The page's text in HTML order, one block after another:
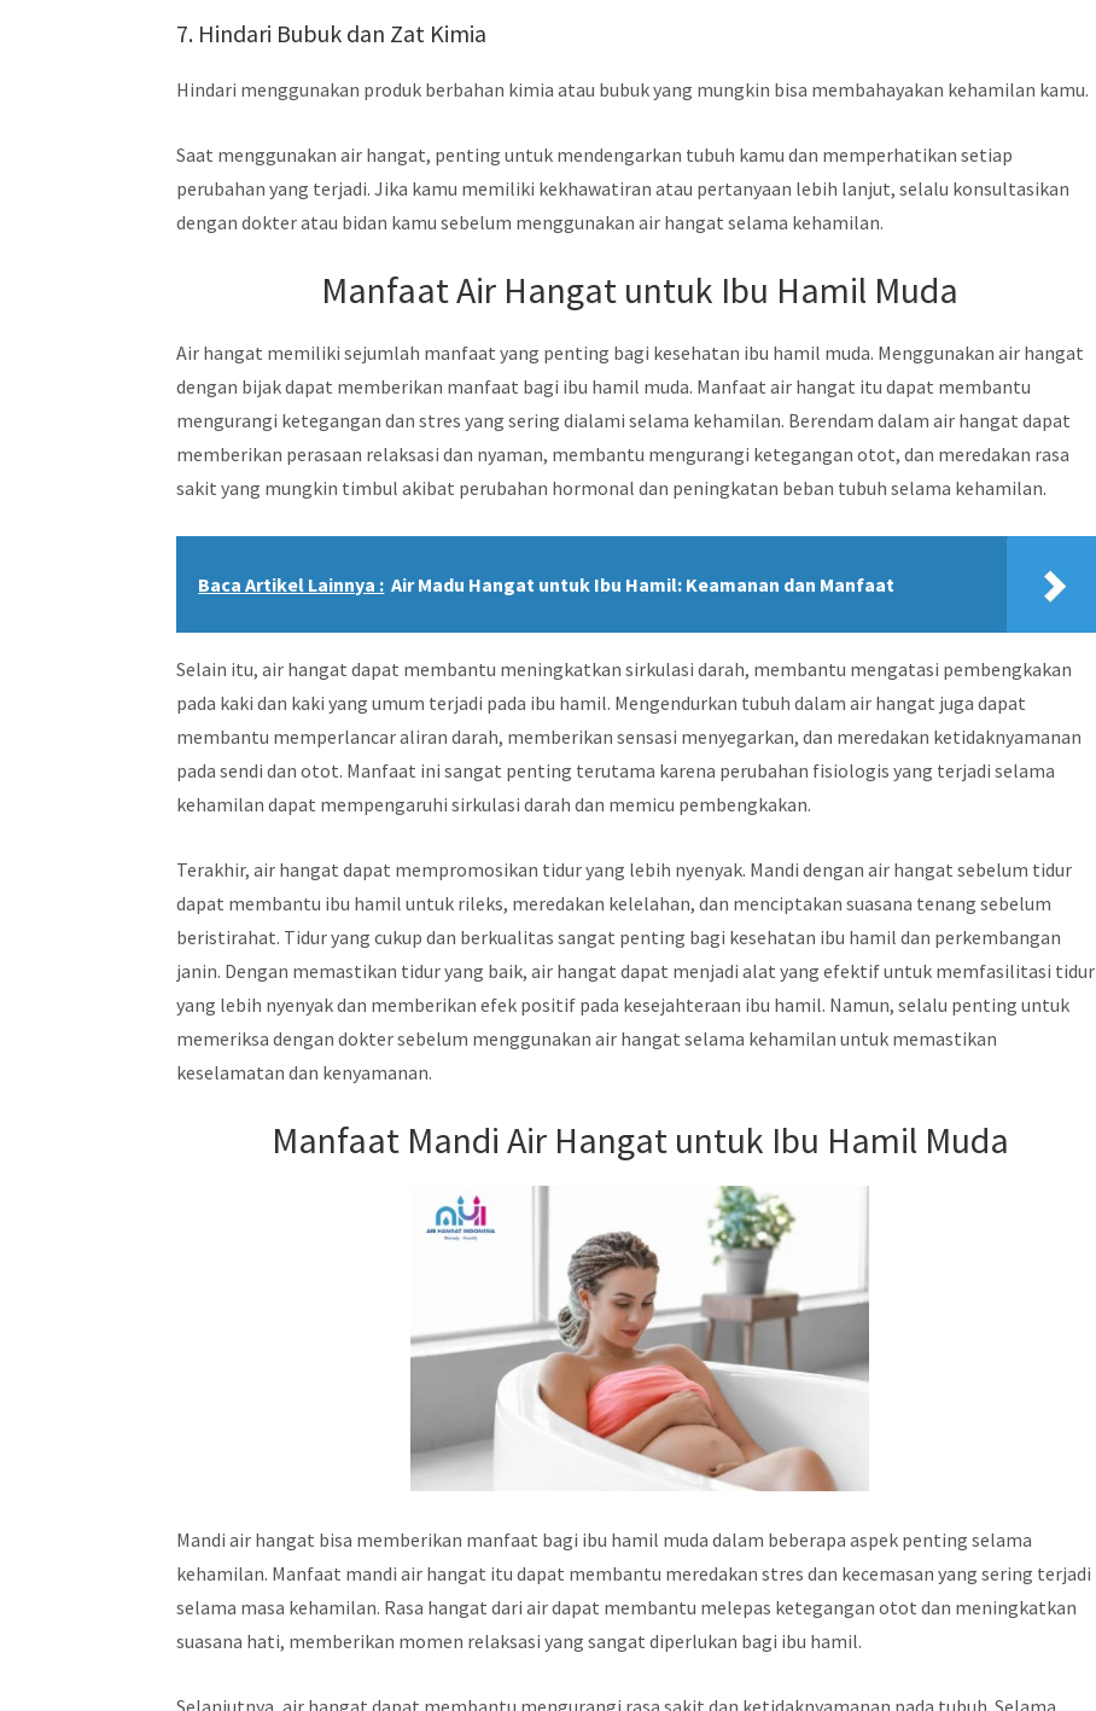
7. Hindari Bubuk dan Zat Kimia
Hindari menggunakan produk berbahan kimia atau bubuk yang mungkin bisa membahayakan kehamilan kamu.
Saat menggunakan air hangat, penting untuk mendengarkan tubuh kamu dan memperhatikan setiap
perubahan yang terjadi. Jika kamu memiliki kekhawatiran atau pertanyaan lebih lanjut, selalu konsultasikan
dengan dokter atau bidan kamu sebelum menggunakan air hangat selama kehamilan.
Manfaat Air Hangat untuk Ibu Hamil Muda
Air hangat memiliki sejumlah manfaat yang penting bagi kesehatan ibu hamil muda. Menggunakan air hangat
dengan bijak dapat memberikan manfaat bagi ibu hamil muda. Manfaat air hangat itu dapat membantu
mengurangi ketegangan dan stres yang sering dialami selama kehamilan. Berendam dalam air hangat dapat
memberikan perasaan relaksasi dan nyaman, membantu mengurangi ketegangan otot, dan meredakan rasa
sakit yang mungkin timbul akibat perubahan hormonal dan peningkatan beban tubuh selama kehamilan.
Baca Artikel Lainnya : Air Madu Hangat untuk Ibu Hamil: Keamanan dan Manfaat
Selain itu, air hangat dapat membantu meningkatkan sirkulasi darah, membantu mengatasi pembengkakan
pada kaki dan kaki yang umum terjadi pada ibu hamil. Mengendurkan tubuh dalam air hangat juga dapat
membantu memperlancar aliran darah, memberikan sensasi menyegarkan, dan meredakan ketidaknyamanan
pada sendi dan otot. Manfaat ini sangat penting terutama karena perubahan fisiologis yang terjadi selama
kehamilan dapat mempengaruhi sirkulasi darah dan memicu pembengkakan.
Terakhir, air hangat dapat mempromosikan tidur yang lebih nyenyak. Mandi dengan air hangat sebelum tidur
dapat membantu ibu hamil untuk rileks, meredakan kelelahan, dan menciptakan suasana tenang sebelum
beristirahat. Tidur yang cukup dan berkualitas sangat penting bagi kesehatan ibu hamil dan perkembangan
janin. Dengan memastikan tidur yang baik, air hangat dapat menjadi alat yang efektif untuk memfasilitasi tidur
yang lebih nyenyak dan memberikan efek positif pada kesejahteraan ibu hamil. Namun, selalu penting untuk
memeriksa dengan dokter sebelum menggunakan air hangat selama kehamilan untuk memastikan
keselamatan dan kenyamanan.
Manfaat Mandi Air Hangat untuk Ibu Hamil Muda
Mandi air hangat bisa memberikan manfaat bagi ibu hamil muda dalam beberapa aspek penting selama
kehamilan. Manfaat mandi air hangat itu dapat membantu meredakan stres dan kecemasan yang sering terjadi
selama masa kehamilan. Rasa hangat dari air dapat membantu melepas ketegangan otot dan meningkatkan
suasana hati, memberikan momen relaksasi yang sangat diperlukan bagi ibu hamil.
Selanjutnya, air hangat dapat membantu mengurangi rasa sakit dan ketidaknyamanan pada tubuh. Selama